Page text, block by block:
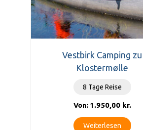
Vestbirk Camping zu
Klostermølle
8 Tage Reise
Von: 1.950,00 kr.
Weiterlesen